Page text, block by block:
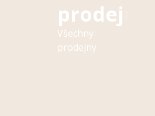
prodejny
Všechny
prodejny